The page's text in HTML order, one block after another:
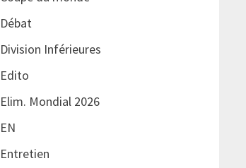
Débat
Division Inférieures
Edito
Elim. Mondial 2026
EN
Entretien